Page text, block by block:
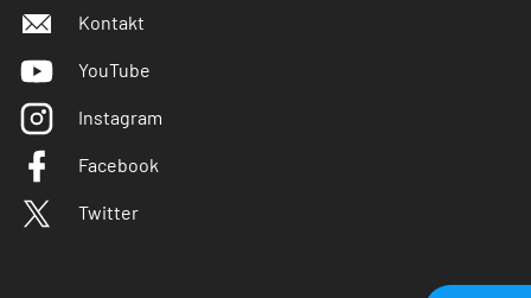
Kontakt
YouTube
Instagram
Facebook
Twitter